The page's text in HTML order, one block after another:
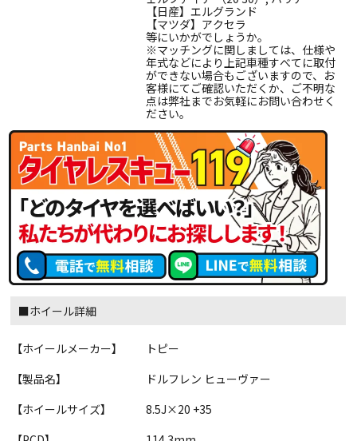
【日産】エルグランド
【マツダ】アクセラ
等にいかがでしょうか。
※マッチングに関しましては、仕様や
年式などにより上記車種すべてに取付
ができない場合もございますので、お
客様にてご確認いただくか、ご不明な
点は弊社までお気軽にお問い合わせく
ださい。
■ホイール詳細
【ホイールメーカー】
トピー
【製品名】
ドルフレン ヒューヴァー
【ホイールサイズ】
8.5J×20 +35